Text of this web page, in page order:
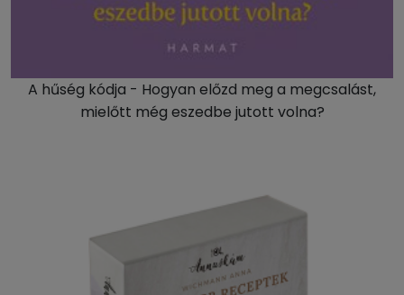
A hűség kódja - Hogyan előzd meg a megcsalást,
mielőtt még eszedbe jutott volna?